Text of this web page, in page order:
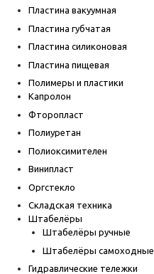
Пластина вакуумная
Пластина губчатая
Пластина силиконовая
Пластина пищевая
Полимеры и пластики
Капролон
Фторопласт
Полиуретан
Полиоксимителен
Винипласт
Оргстекло
Складская техника
Штабелёры
Штабелёры ручные
Штабелёры самоходные
Гидравлические тележки